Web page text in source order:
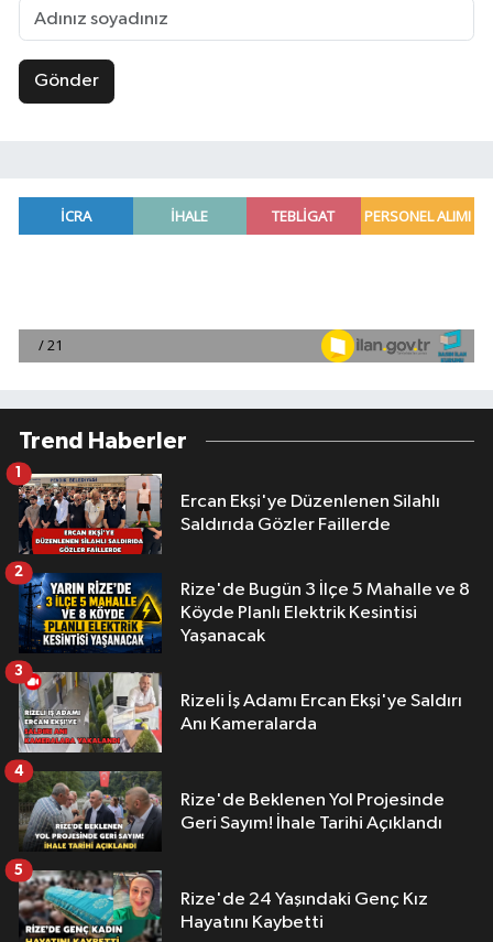
Gönder
Trend Haberler
Ercan Ekşi'ye Düzenlenen Silahlı
Saldırıda Gözler Faillerde
1
Rize'de Bugün 3 İlçe 5 Mahalle ve 8
Köyde Planlı Elektrik Kesintisi
Yaşanacak
2
Rizeli İş Adamı Ercan Ekşi'ye Saldırı
Anı Kameralarda
3
Rize'de Beklenen Yol Projesinde
Geri Sayım! İhale Tarihi Açıklandı
4
Rize'de 24 Yaşındaki Genç Kız
Hayatını Kaybetti
5